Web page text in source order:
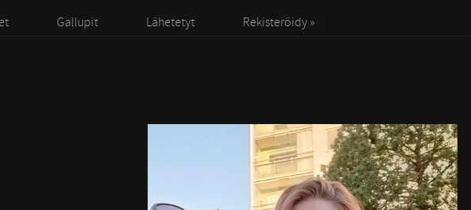
Gallupit Lähetetyt Rekisteröidy »